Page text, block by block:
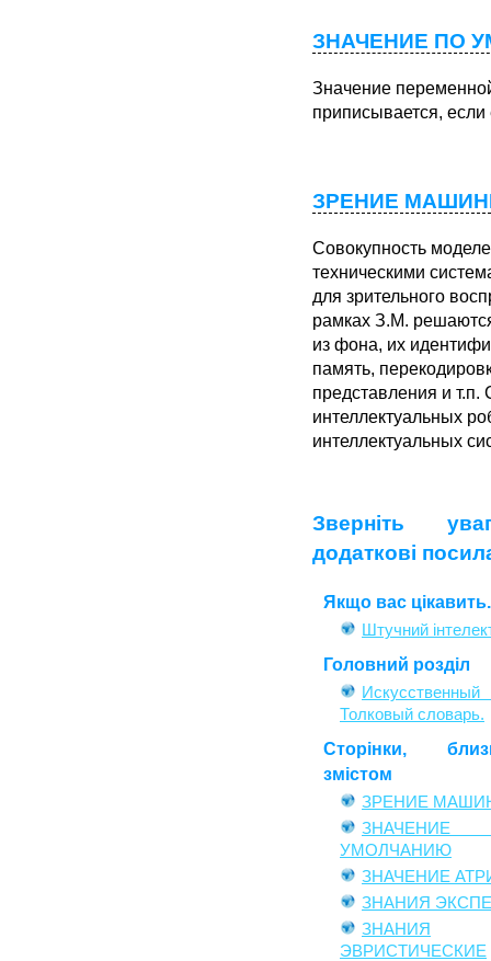
ЗНАЧЕНИЕ ПО
Значение
приписывается, если
ЗРЕНИЕ
Совокупность
техническими
для зрительного
рамках З.М.
из фона, их
память,
представления и
интеллектуальных
интеллектуальных
Зверніть
додаткові
Якщо вас
Штучний
Головний розділ
Искусственный
Толковый словарь.
Сторінки,
змістом
ЗРЕНИЕ
УМОЛЧАНИЮ
ЗНАЧЕНИЕ
ЗНАНИЯ
ЗНАНИЯ
ЭВРИСТИЧЕСКИЕ